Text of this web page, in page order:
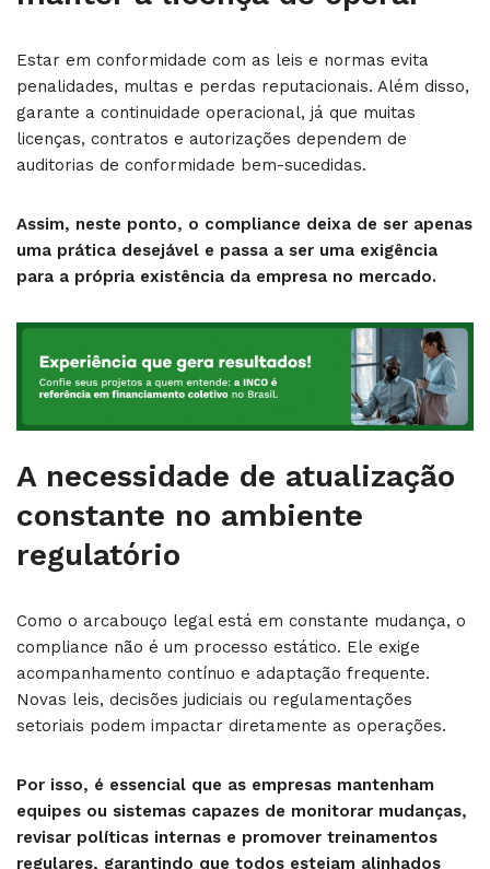
Estar em conformidade com as leis e normas evita
penalidades, multas e perdas reputacionais. Além disso,
garante a continuidade operacional, já que muitas
licenças, contratos e autorizações dependem de
auditorias de conformidade bem-sucedidas.
Assim, neste ponto, o compliance deixa de ser apenas
uma prática desejável e passa a ser uma exigência
para a própria existência da empresa no mercado.
A necessidade de atualização
constante no ambiente
regulatório
Como o arcabouço legal está em constante mudança, o
compliance não é um processo estático. Ele exige
acompanhamento contínuo e adaptação frequente.
Novas leis, decisões judiciais ou regulamentações
setoriais podem impactar diretamente as operações.
Por isso, é essencial que as empresas mantenham
equipes ou sistemas capazes de monitorar mudanças,
revisar políticas internas e promover treinamentos
regulares, garantindo que todos estejam alinhados